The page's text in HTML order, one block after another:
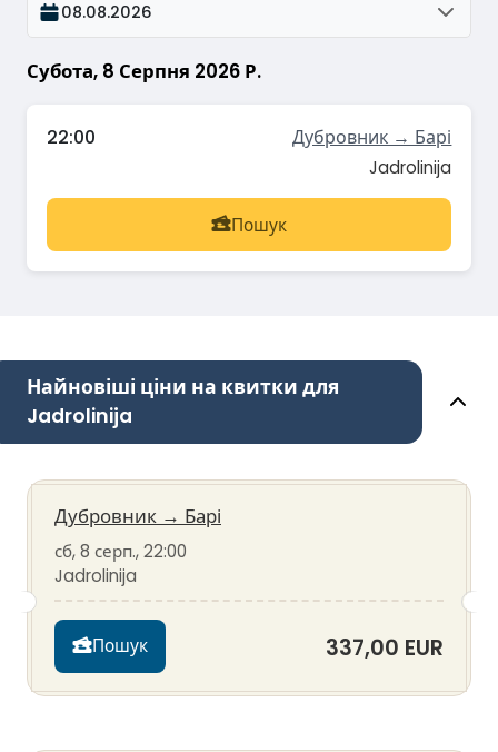
Субота, 8 Серпня 2026 Р.
08.08.2026
22:00 Дубровник → Барі
Jadrolinija
Пошук
Найновіші ціни на квитки для
Jadrolinija
Дубровник → Барі
сб, 8 серп., 22:00
Jadrolinija
Пошук 337,00 EUR